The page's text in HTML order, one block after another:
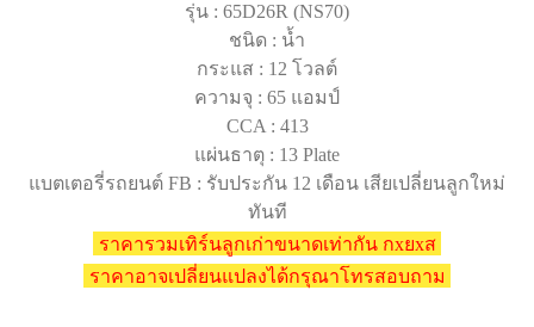
รุ่น : 65D26R (NS70)
ชนิด : น้ำ
กระแส : 12 โวลต์
ความจุ : 65 แอมป์
CCA : 413
แผ่นธาตุ : 13 Plate
แบตเตอรี่รถยนต์ FB : รับประกัน 12 เดือน เสียเปลี่ยนลูกใหม่
ทันที
ราคารวมเทิร์นลูกเก่าขนาดเท่ากัน กxยxส
ราคาอาจเปลี่ยนแปลงได้กรุณาโทรสอบถาม